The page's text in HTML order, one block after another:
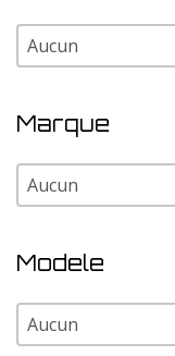
Pays
Pays
Marque
Marque
Marque
Modele
Modele
Modele